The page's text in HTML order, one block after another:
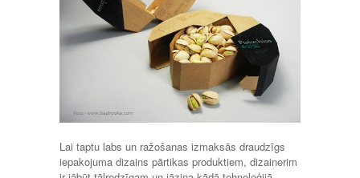
Lai taptu labs un ražošanas izmaksās draudzīgs
iepakojuma dizains pārtikas produktiem, dizainerim